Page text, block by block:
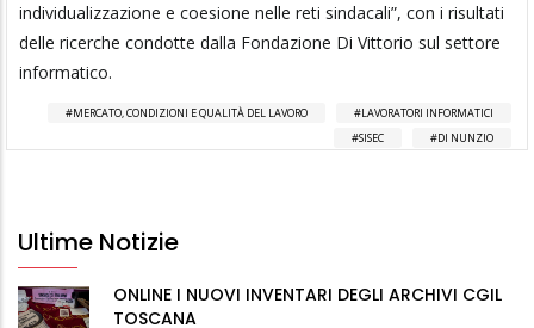
individualizzazione e coesione nelle reti sindacali”, con i risultati
delle ricerche condotte dalla Fondazione Di Vittorio sul settore
informatico.
MERCATO, CONDIZIONI E QUALITÀ DEL LAVORO
LAVORATORI INFORMATICI
SISEC
DI NUNZIO
Ultime Notizie
ONLINE I NUOVI INVENTARI DEGLI ARCHIVI CGIL
TOSCANA